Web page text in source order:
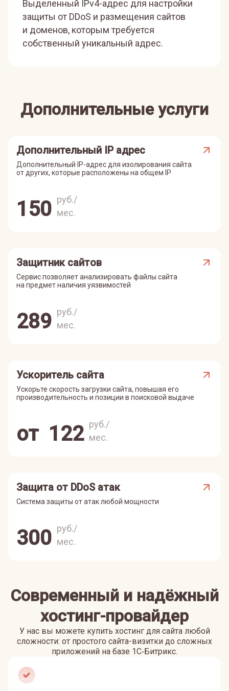
Выделенный IPv4-адрес для настройки
защиты от DDoS и размещения сайтов
и доменов, которым требуется
собственный уникальный адрес.
Дополнительные услуги
Дополнительный IP адрес
Дополнительный IP-адрес для изолирования сайта
от других, которые расположены на общем IP
150 руб./
мес.
Защитник сайтов
Сервис позволяет анализировать файлы сайта
на предмет наличия уязвимостей
289 руб./
мес.
Ускоритель сайта
Ускорьте скорость загрузки сайта, повышая его
производительность и позиции в поисковой выдаче
от 122 руб./
мес.
Защита от DDoS атак
Система защиты от атак любой мощности
300 руб./
мес.
Современный и надёжный
хостинг-провайдер
У нас вы можете купить хостинг для сайта любой
сложности: от простого сайта-визитки до сложных
приложений на базе 1С‑Битрикс.